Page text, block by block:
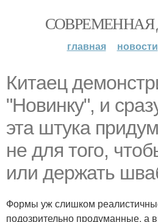
главная новости
Китаец
"Новинку", и
эта штука
не для того,
или держать
Формы уж слишком
подозрительно продуманные, а